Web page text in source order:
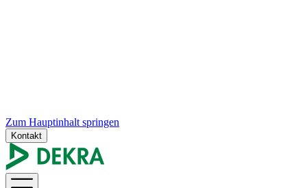
Zum Hauptinhalt springen
Kontakt